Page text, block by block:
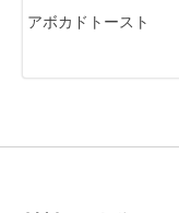
アボカドトースト